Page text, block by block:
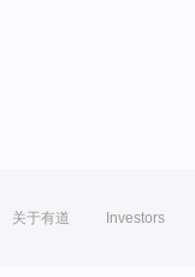
关于有道 Investors